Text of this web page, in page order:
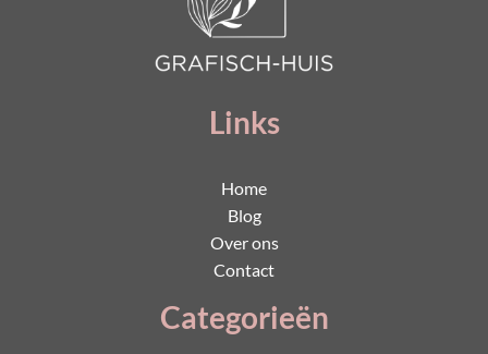
Links
Home
Blog
Over ons
Contact
Categorieën